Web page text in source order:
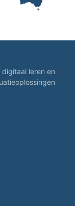
leren en